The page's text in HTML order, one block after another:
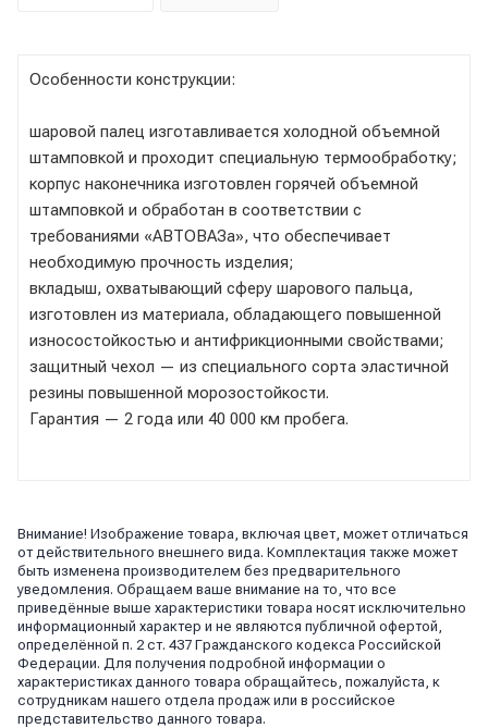
Особенности конструкции:
шаровой палец изготавливается холодной объемной
штамповкой и проходит специальную термообработку;
корпус наконечника изготовлен горячей объемной
штамповкой и обработан в соответствии с
требованиями «АВТОВАЗа», что обеспечивает
необходимую прочность изделия;
вкладыш, охватывающий сферу шарового пальца,
изготовлен из материала, обладающего повышенной
износостойкостью и антифрикционными свойствами;
защитный чехол — из специального сорта эластичной
резины повышенной морозостойкости.
Гарантия — 2 года или 40 000 км пробега.
Внимание! Изображение товара, включая цвет, может отличаться
от действительного внешнего вида. Комплектация также может
быть изменена производителем без предварительного
уведомления. Обращаем ваше внимание на то, что все
приведённые выше характеристики товара носят исключительно
информационный характер и не являются публичной офертой,
определённой п. 2 ст. 437 Гражданского кодекса Российской
Федерации. Для получения подробной информации о
характеристиках данного товара обращайтесь, пожалуйста, к
сотрудникам нашего отдела продаж или в российское
представительство данного товара.